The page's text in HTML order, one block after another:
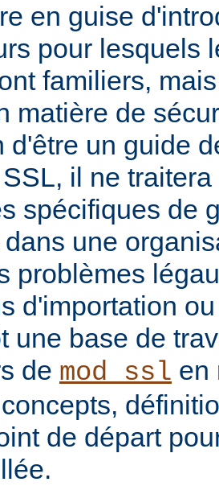
en guise
pour lesquels
familiers,
matière de
d'être un guide
il ne
spécifiques de
une
problèmes
d'importation
une base de
de mod_ssl en
de départ